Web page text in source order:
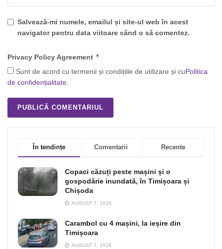
Salvează-mi numele, emailul și site-ul web în acest
navigator pentru data viitoare când o să comentez.
Privacy Policy Agreement *
Sunt de acord cu termenii și condițiile de utilizare și cuPolitica
de confidențialitate.
În tendințe Comentarii Recente
Copaci căzuți peste mașini și o
gospodărie inundată, în Timișoara și
Chișoda
AUGUST 7, 2026
Carambol cu 4 mașini, la ieșire din
Timișoara
AUGUST 7, 2026